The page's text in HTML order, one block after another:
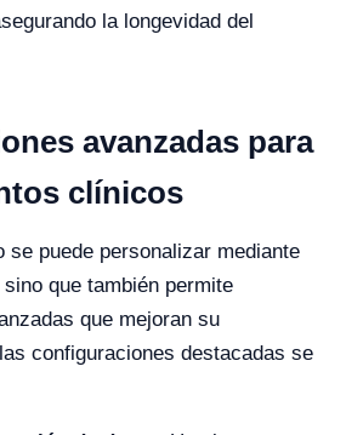
la longevidad del
avanzadas para
clínicos
se puede personalizar mediante
que también permite
que mejoran su
configuraciones destacadas se